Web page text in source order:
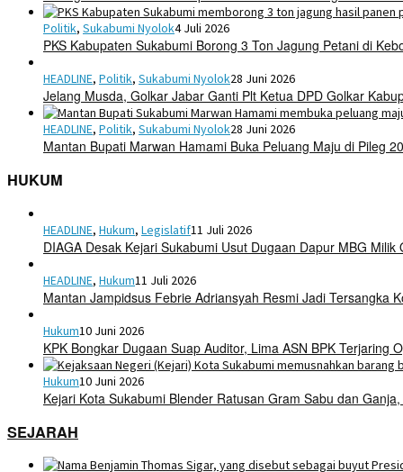
Politik, Sukabumi Nyolok4 Juli 2026
PKS Kabupaten Sukabumi Borong 3 Ton Jagung Petani di
HEADLINE, Politik, Sukabumi Nyolok28 Juni 2026
Jelang Musda, Golkar Jabar Ganti Plt Ketua DPD Golkar
HEADLINE, Politik, Sukabumi Nyolok28 Juni 2026
Mantan Bupati Marwan Hamami Buka Peluang Maju di Pileg
HUKUM
HEADLINE, Hukum, Legislatif11 Juli 2026
DIAGA Desak Kejari Sukabumi Usut Dugaan Dapur MBG
HEADLINE, Hukum11 Juli 2026
Mantan Jampidsus Febrie Adriansyah Resmi Jadi Tersangka
Hukum10 Juni 2026
KPK Bongkar Dugaan Suap Auditor, Lima ASN BPK Terjaring
Hukum10 Juni 2026
Kejari Kota Sukabumi Blender Ratusan Gram Sabu dan
SEJARAH